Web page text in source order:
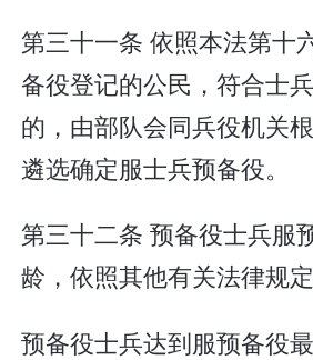
第三十一条 依照本法第十
备役登记的公民，符合士
的，由部队会同兵役机关
遴选确定服士兵预备役。
第三十二条 预备役士兵服
龄，依照其他有关法律规定
预备役士兵达到服预备役